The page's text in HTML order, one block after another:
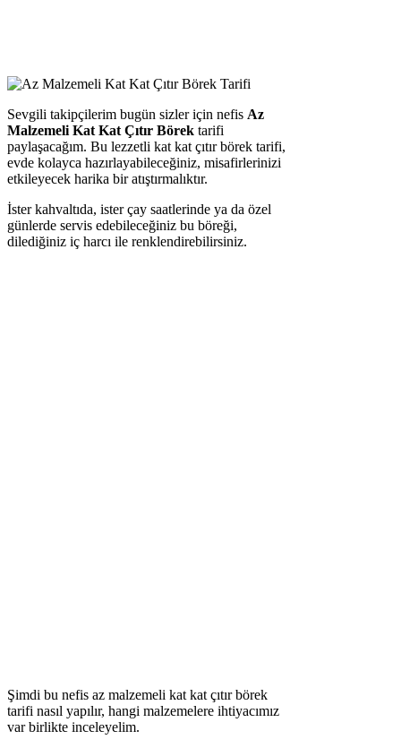
Sevgili takipçilerim bugün sizler için nefis Az
Malzemeli Kat Kat Çıtır Börek tarifi
paylaşacağım. Bu lezzetli kat kat çıtır börek tarifi,
evde kolayca hazırlayabileceğiniz, misafirlerinizi
etkileyecek harika bir atıştırmalıktır.
İster kahvaltıda, ister çay saatlerinde ya da özel
günlerde servis edebileceğiniz bu böreği,
dilediğiniz iç harcı ile renklendirebilirsiniz.
Şimdi bu nefis az malzemeli kat kat çıtır börek
tarifi nasıl yapılır, hangi malzemelere ihtiyacımız
var birlikte inceleyelim.